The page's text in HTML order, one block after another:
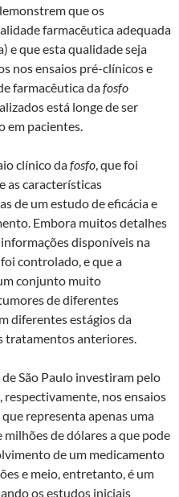
que os
farmacêutica adequada
e que esta qualidade seja
nos ensaios pré-clínicos e
farmacêutica dafosfo
está longe de ser
em pacientes.
clínico dafosfo, que foi
as características
de um estudo de eficácia e
Embora muitos detalhes
disponíveis na
controlado, e que a
conjunto muito
de diferentes
diferentes estágios da
tratamentos anteriores.
São Paulo investiram pelo
respectivamente, nos ensaios
que representa apenas uma
de dólares a que pode
de um medicamento
e meio, entretanto, é um
os estudos iniciais